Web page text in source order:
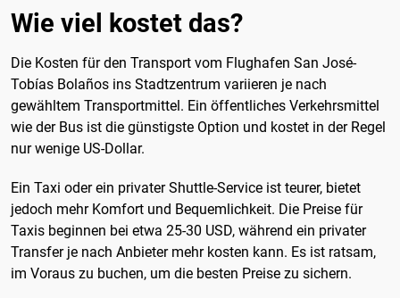
Wie viel kostet das?
Die Kosten für den Transport vom Flughafen San José-
Tobías Bolaños ins Stadtzentrum variieren je nach
gewähltem Transportmittel. Ein öffentliches Verkehrsmittel
wie der Bus ist die günstigste Option und kostet in der Regel
nur wenige US-Dollar.
Ein Taxi oder ein privater Shuttle-Service ist teurer, bietet
jedoch mehr Komfort und Bequemlichkeit. Die Preise für
Taxis beginnen bei etwa 25-30 USD, während ein privater
Transfer je nach Anbieter mehr kosten kann. Es ist ratsam,
im Voraus zu buchen, um die besten Preise zu sichern.